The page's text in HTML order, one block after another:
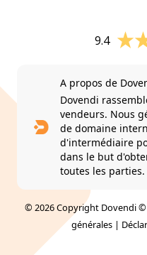
9.4
A propos de
Dovendi
vendeurs. Nous
de domaine
d'intermédiaire
dans le but
toutes les parties.
© 2026 Copyright Dovendi
générales |